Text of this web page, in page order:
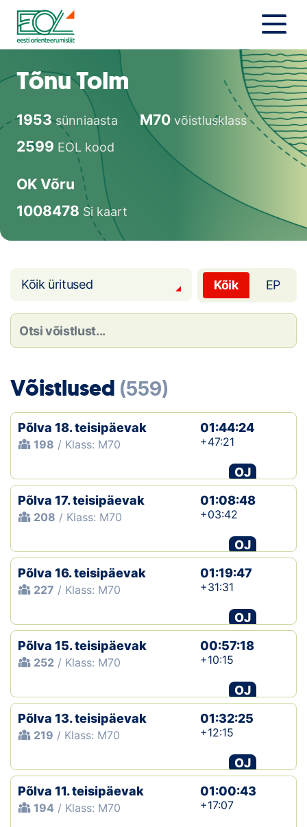
Liigu
sisu
juurde
Estonian Orienteering Federation
Uudised
Orienteerujale
Eesti Orienteerumine 100!
Toetamine
Telli litsents!
Noored
Kaardid
Koondised
Tulemused
Klubid
Suletud maastikud
Püsirajad
Ajalugu
Koolitused
Tõnu Tolm
1953sünniaasta M70 võistlusklass
2599 EOL kood
OK Võru
1008478 Si kaart
Kõik üritused Kõik EP
Võistlused (559)
Põlva 18. teisipäevak
198 / Klass: M70
01:44:24
+47:21
OJ
Põlva 17. teisipäevak
208 / Klass: M70
01:08:48
+03:42
OJ
Põlva 16. teisipäevak
227 / Klass: M70
01:19:47
+31:31
OJ
Põlva 15. teisipäevak
252 / Klass: M70
00:57:18
+10:15
OJ
Põlva 13. teisipäevak
219 / Klass: M70
01:32:25
+12:15
OJ
Põlva 11. teisipäevak
194 / Klass: M70
01:00:43
+17:07